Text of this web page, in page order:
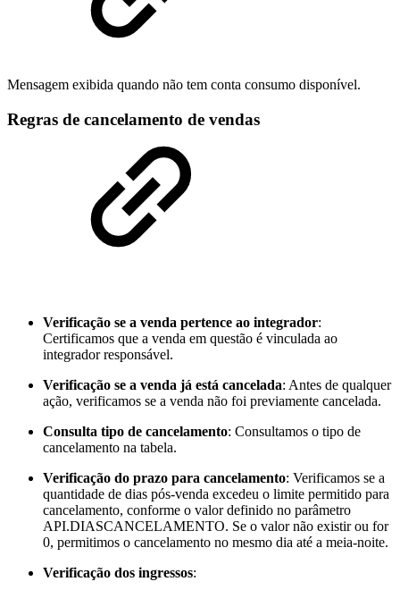
Mensagem exibida quando não tem conta consumo disponível.
Regras de cancelamento de vendas
Verificação se a venda pertence ao integrador:
Certificamos que a venda em questão é vinculada ao
integrador responsável.
Verificação se a venda já está cancelada: Antes de qualquer
ação, verificamos se a venda não foi previamente cancelada.
Consulta tipo de cancelamento: Consultamos o tipo de
cancelamento na tabela.
Verificação do prazo para cancelamento: Verificamos se a
quantidade de dias pós-venda excedeu o limite permitido para
cancelamento, conforme o valor definido no parâmetro
API.DIASCANCELAMENTO. Se o valor não existir ou for
0, permitimos o cancelamento no mesmo dia até a meia-noite.
Verificação dos ingressos: